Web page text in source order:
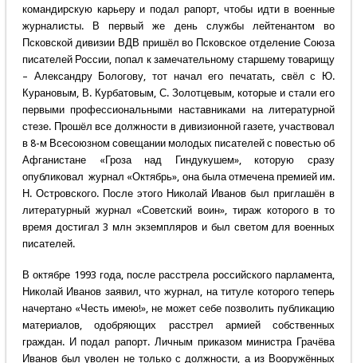
командирскую карьеру и подал рапорт, чтобы идти в военные
журналисты. В первый же день службы лейтенантом во
Псковской дивизии ВДВ пришёл во Псковское отделение Союза
писателей России, попал к замечательному старшему товарищу
– Александру Бологову, тот начал его печатать, свёл с Ю.
Курановым, В. Курбатовым, С. Золотцевым, которые и стали его
первыми профессиональными наставниками на литературной
стезе. Прошёл все должности в дивизионной газете, участвовал
в 8-м Всесоюзном совещании молодых писателей с повестью об
Афганистане «Гроза над Гиндукушем», которую сразу
опубликовал журнал «Октябрь», она была отмечена премией им.
Н. Островского. После этого Николай Иванов был приглашён в
литературный журнал «Советский воин», тираж которого в то
время достигал 3 млн экземпляров и был светом для военных
писателей.
В октябре 1993 года, после расстрела российского парламента,
Николай Иванов заявил, что журнал, на титуле которого теперь
начертано «Честь имею!», не может себе позволить публикацию
материалов, одобряющих расстрел армией собственных
граждан. И подал рапорт. Личным приказом министра Грачёва
Иванов был уволен не только с должности, а из Вооружённых